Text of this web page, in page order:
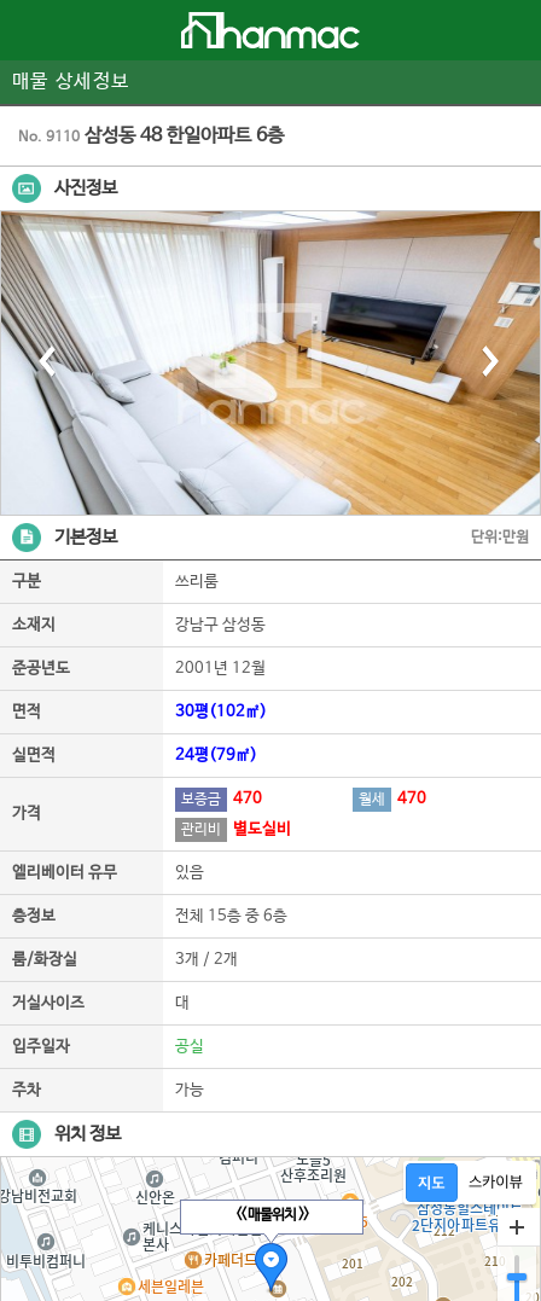
매물 상세정보
No. 9110 삼성동 48 한일아파트 6층
사진정보
기본정보 단위:만원
구분 쓰리룸
소재지 강남구 삼성동
준공년도 2001년 12월
면적 30평(102㎡)
실면적 24평(79㎡)
가격
보증금 470 월세 470
관리비 별도실비
엘리베이터 유무 있음
층정보 전체 15층 중 6층
룸/화장실 3개 / 2개
거실사이즈 대
입주일자 공실
주차 가능
위치 정보
<< 매물위치 >>